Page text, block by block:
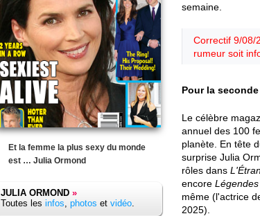
Et la femme la plus sexy du monde
est … Julia Ormond
JULIA ORMOND »
Toutes les infos, photos et vidéo.
semaine.
Correctif 9/08/
rumeur soit
Pour la
Le célèbre
annuel des 100
planète. En tête
surprise Julia
rôles dans
encore
même (l'actrice
2025).